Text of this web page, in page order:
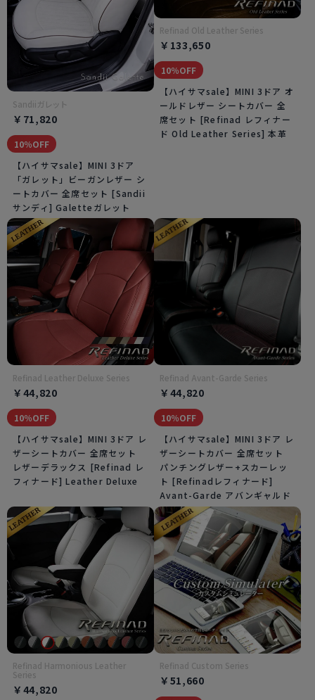
Sandiiガレット
￥71,820
10％OFF
【ハイサマsale】MINI 3ドア
「ガレット」ビーガンレザー シ
ートカバー 全席セット [Sandii
サンディ] Galetteガレット
Refinad Old Leather Series
￥133,650
10％OFF
【ハイサマsale】MINI 3ドア オ
ールドレザー シートカバー 全
席セット [Refinad レフィナー
ド Old Leather Series] 本革
Refinad Leather Deluxe Series
￥44,820
10％OFF
【ハイサマsale】MINI 3ドア レ
ザーシートカバー 全席セット
レザーデラックス [Refinad レ
フィナード] Leather Deluxe
Refinad Avant-Garde Series
￥44,820
10％OFF
【ハイサマsale】MINI 3ドア レ
ザーシートカバー 全席セット
パンチングレザー+スカーレッ
ト [Refinadレフィナード]
Avant-Garde アバンギャルド
Refinad Harmonious Leather
Series
￥44,820
Refinad Custom Series
￥51,660